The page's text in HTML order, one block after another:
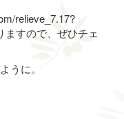
relieve_7.17?
すので、ぜひチェ
うに。